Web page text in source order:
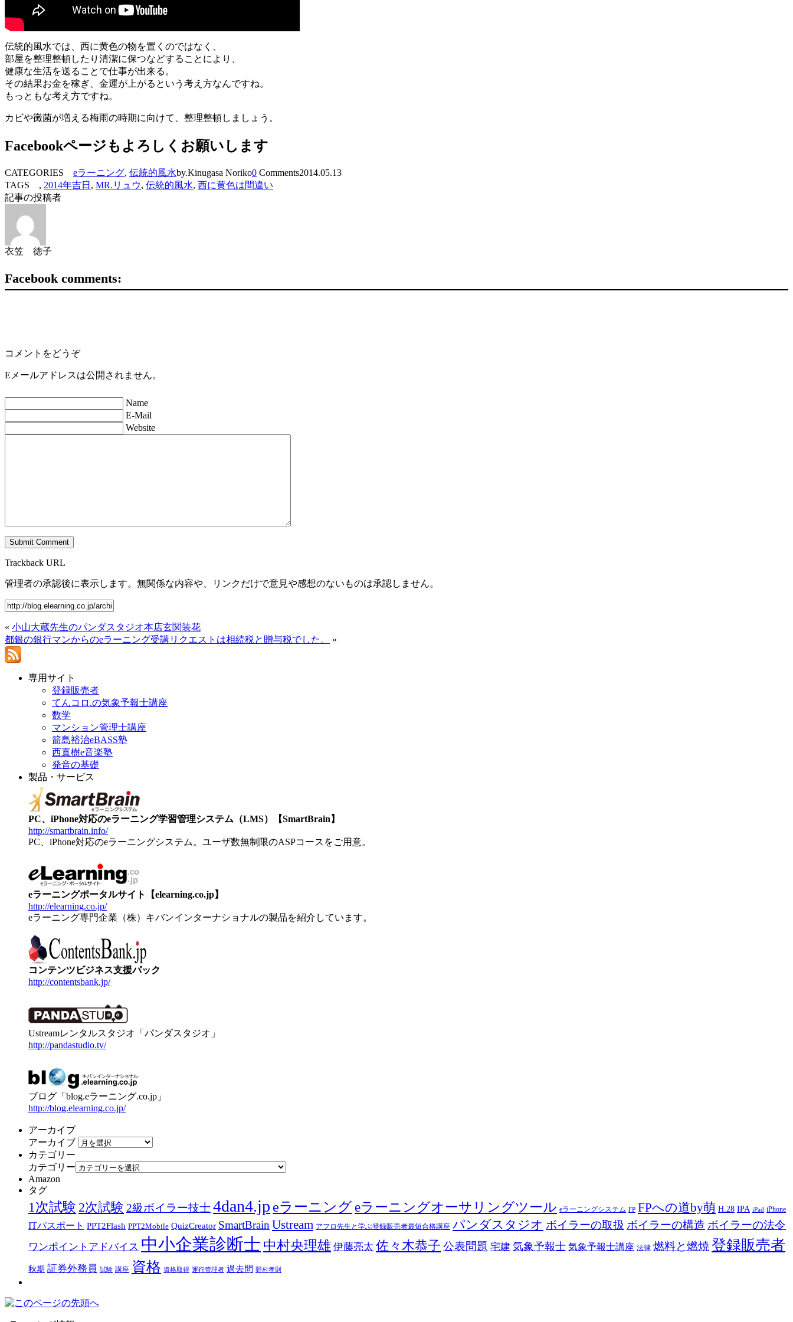
伝統的風水では、西に黄色の物を置くのではなく、
部屋を整理整頓したり清潔に保つなどすることにより、
健康な生活を送ることで仕事が出来る。
その結果お金を稼ぎ、金運が上がるという考え方なんですね。
もっともな考え方ですね。
カビや黴菌が増える梅雨の時期に向けて、整理整頓しましょう。
Facebookページもよろしくお願いします
CATEGORIES eラーニング, 伝統的風水by.Kinugasa Noriko0 Comments2014.05.13
TAGS , 2014年吉日 , MR.リュウ, 伝統的風水, 西に黄色は間違い
記事の投稿者
衣笠 徳子
Facebook comments:
コメントをどうぞ
Eメールアドレスは公開されません。
Name
E-Mail
Website
Trackback URL
管理者の承認後に表示します。無関係な内容や、リンクだけで意見や感想のないものは承認しません。
« 小山大蔵先生のパンダスタジオ本店玄関装花
都銀の銀行マンからのeラーニング受講リクエストは相続税と贈与税でした。
»
専用サイト
登録販売者
てんコロ.の気象予報士講座
数学
マンション管理士講座
箭島裕治eBASS塾
西直樹e音楽塾
発音の基礎
製品・サービス
PC、iPhone対応のeラーニング学習管理システム（LMS）【SmartBrain】
http://smartbrain.info/
PC、iPhone対応のeラーニングシステム。ユーザ数無制限のASPコースをご用意。
eラーニングポータルサイト【elearning.co.jp】
http://elearning.co.jp/
eラーニング専門企業（株）キバンインターナショナルの製品を紹介しています。
コンテンツビジネス支援パック
http://contentsbank.jp/
Ustreamレンタルスタジオ「パンダスタジオ」
http://pandastudio.tv/
ブログ「blog.eラーニング.co.jp」
http://blog.elearning.co.jp/
アーカイブ
アーカイブ
カテゴリー
カテゴリー
Amazon
タグ
1次試験 2次試験 2級ボイラー技士4dan4.jp eラーニング eラーニングオーサリングツール eラーニングシステム FP FPへの道by萌 H.28 IPA iPad iPhone
ITパスポート PPT2Flash PPT2Mobile QuizCreator SmartBrain Ustream アフロ先生と学ぶ登録販売者最短合格講座 パンダスタジオ ボイラーの取扱 ボイラーの構造 ボイラーの法令
ワンポイントアドバイス 中小企業診断士 中村央理雄 伊藤亮太 佐々木恭子 公表問題 宅建 気象予報士 気象予報士講座 法律 燃料と燃焼 登録販売者
秋期 証券外務員 試験 講座 資格 資格取得 運行管理者 過去問 野村孝則